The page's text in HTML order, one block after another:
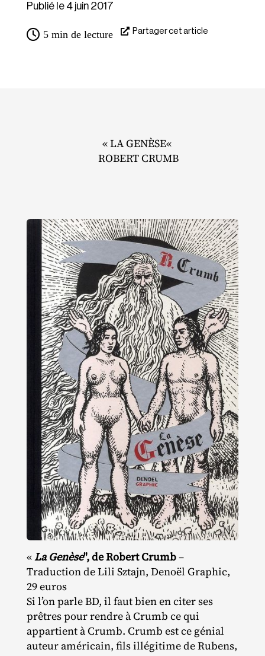
Publié le 4 juin 2017
5 min de lecture Partager cet article
« LA GENÈSE«
ROBERT CRUMB
«La Genèse", de Robert Crumb–
Traduction de Lili Sztajn, Denoël Graphic,
29 euros
Si l’on parle BD, il faut bien en citer ses
prêtres pour rendre à Crumb ce qui
appartient à Crumb. Crumb est ce génial
auteur américain, fils illégitime de Rubens,